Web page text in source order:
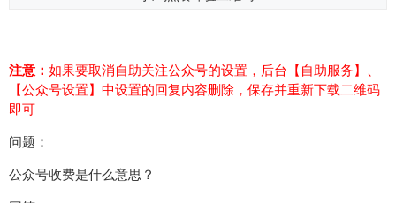
注意： 如果要取消自助关注公众号的设置，后台【自助服务】、
【公众号设置】中设置的回复内容删除，保存并重新下载二维码
即可
问题：
公众号收费是什么意思？